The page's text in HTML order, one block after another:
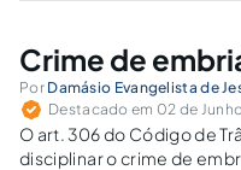
Crime de
Por Damásio Evangelista de
Destacado em 02 de
O art. 306 do Código de
disciplinar o crime de